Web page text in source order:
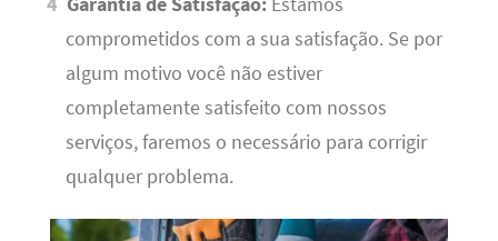
comprometidos com a sua satisfação. Se por
algum motivo você não estiver
completamente satisfeito com nossos
serviços, faremos o necessário para corrigir
qualquer problema.